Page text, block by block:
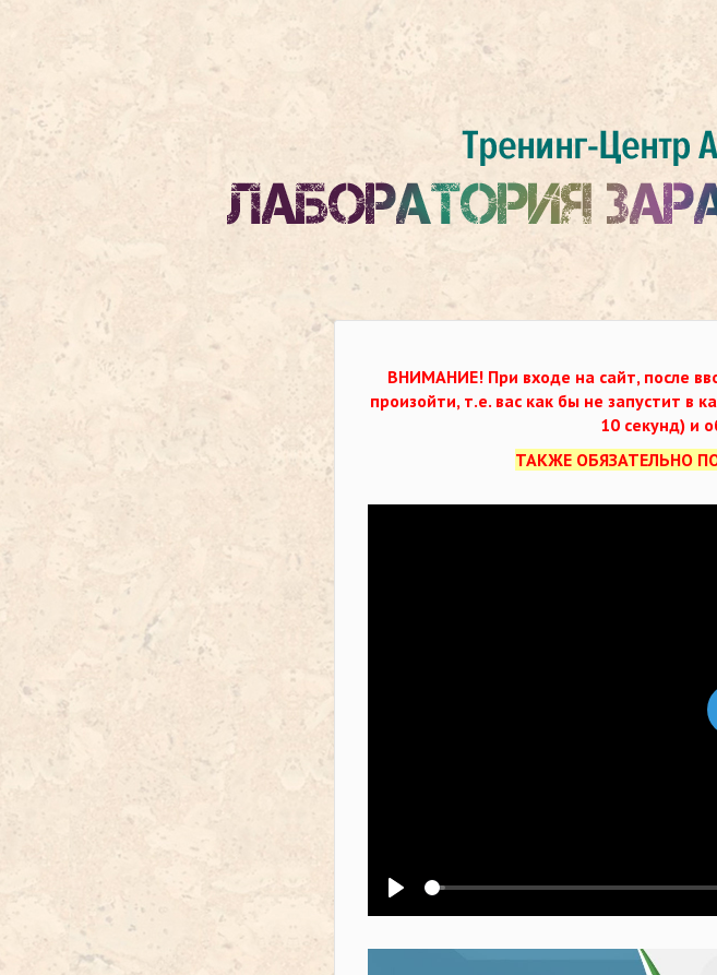
ВНИМАНИЕ! При входе на сайт, после
произойти, т.е. вас как бы не запустит в
10 секунд) и
ТАКЖЕ ОБЯЗАТЕЛЬНО
Воспроизвести